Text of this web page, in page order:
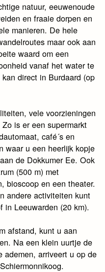
natuur, eeuwenoude
en fraaie dorpen en
manieren. De hele
maar ook aan
waard om een
vanaf het water te
direct in Burdaard (op
vele voorzieningen
is er een supermarkt
café´s en
waar u een heerlijk kopje
de Dokkumer Ee. Ook
(500 m) met
bioscoop en een theater.
andere activiteiten kunt
in Leeuwarden (20 km).
afstand, kunt u aan
Na een klein uurtje de
ademen, arriveert u op de